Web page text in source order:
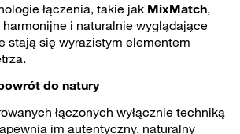
łączenia, takie jak MixMatch,
i naturalnie wyglądające
stają się wyrazistym elementem
do natury
łączonych wyłącznie techniką
im autentyczny, naturalny